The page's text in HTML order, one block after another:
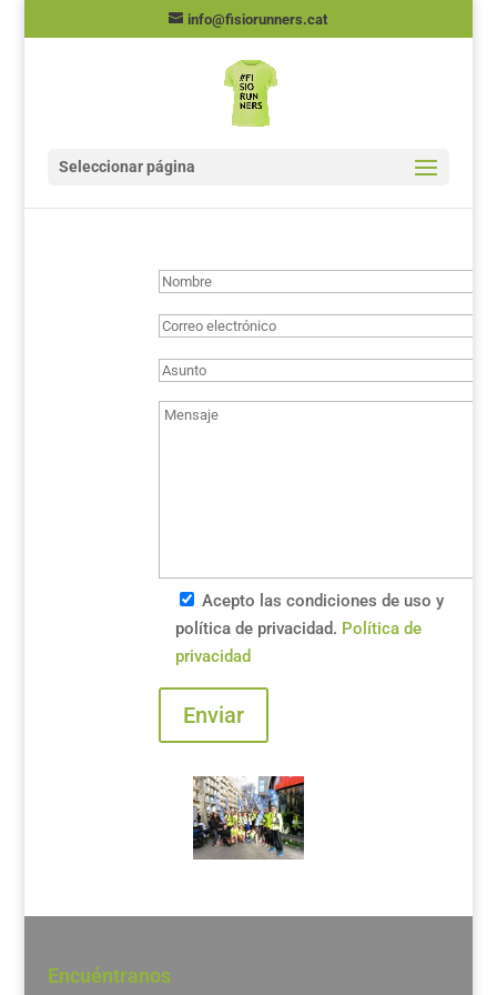
info@fisiorunners.cat
Seleccionar página
Acepto las condiciones de uso y
política de privacidad. Política de
privacidad
Encuéntranos